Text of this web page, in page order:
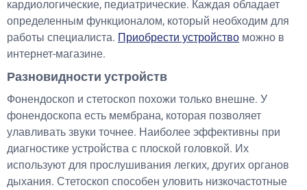
кардиологические, педиатрические. Каждая обладает
определенным функционалом, который необходим для
работы специалиста. Приобрести устройство можно в
интернет-магазине.
Разновидности устройств
Фонендоскоп и стетоскоп похожи только внешне. У
фонендоскопа есть мембрана, которая позволяет
улавливать звуки точнее. Наиболее эффективны при
диагностике устройства с плоской головкой. Их
используют для прослушивания легких, других органов
дыхания. Стетоскоп способен уловить низкочастотные